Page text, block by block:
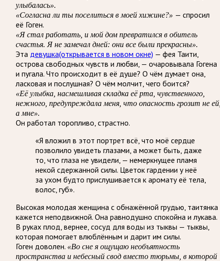
улыбалась».
«Согласна ли ты поселиться в моей хижине?» — спросил
её Гоген.
«Я стал работать, и мой дом превратился в обитель
счастья. Я не замечал дней: они все были прекрасны».
Эта девушка(открывается в новом окне) — фея Таити,
острова свободных чувств и любви, — очаровывала Гогена
и пугала. Что происходит в её душе? О чём думает она,
ласковая и послушная? О чём молчит, чего боится?
«Её улыбка, насмешливая складка её рта, чувственного,
нежного, предупреждала меня, что опасность грозит не
а мне».
Он работал торопливо, страстно.
«Я вложил в этот портрет всё, что моё сердце
позволило увидеть глазами, а может быть, даже
то, что глаза не увидели, — немеркнущее пламя
некой сдержанной силы. Цветок гардении у неё
за ухом будто прислушивается к аромату её тела,
волос, губ».
Высокая молодая женщина с обнажённой грудью, таитянка
кажется неподвижной. Она равнодушно спокойна и лукава.
В руках плод, вернее, сосуд для воды из тыквы — тыквы,
которая помогает влюблённым и дарит им силы.
Гоген доволен. «Во сне я ощущаю необъятность
пространства и небесный свод вместо тюрьмы, в которой